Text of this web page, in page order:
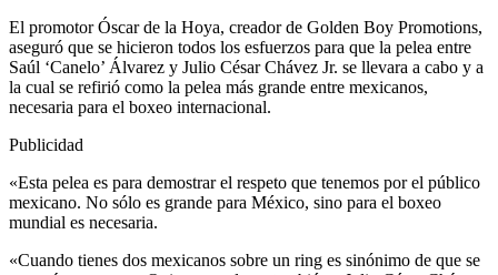
El promotor Óscar de la Hoya, creador de Golden Boy Promotions,
aseguró que se hicieron todos los esfuerzos para que la pelea entre
Saúl ‘Canelo’ Álvarez y Julio César Chávez Jr. se llevara a cabo y a
la cual se refirió como la pelea más grande entre mexicanos,
necesaria para el boxeo internacional.
Publicidad
«Esta pelea es para demostrar el respeto que tenemos por el público
mexicano. No sólo es grande para México, sino para el boxeo
mundial es necesaria.
«Cuando tienes dos mexicanos sobre un ring es sinónimo de que se